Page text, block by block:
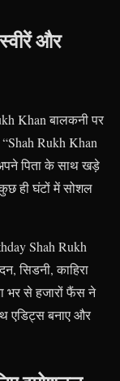
और
Khan बालकनी पर
Rukh Khan
पिता के साथ खड़े
ही घंटों में सोशल
Shah Rukh
सिडनी, काहिरा
भर से हजारों फैंस ने
एडिट्स बनाए और